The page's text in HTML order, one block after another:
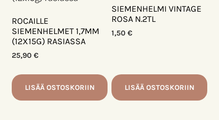
ROCAILLE
SIEMENHELMET 1,7MM
(12X15G) RASIASSA
25,90 €
LISÄÄ OSTOSKORIIN
SIEMENHELMI VINTAGE
ROSA N.2TL
1,50 €
LISÄÄ OSTOSKORIIN